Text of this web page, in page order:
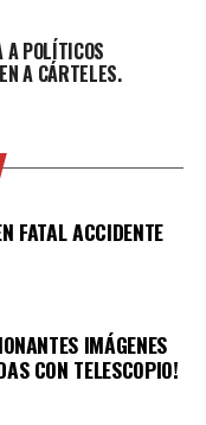
A POLÍTICOS
A CÁRTELES.
FATAL ACCIDENTE
IMÁGENES
CON TELESCOPIO!